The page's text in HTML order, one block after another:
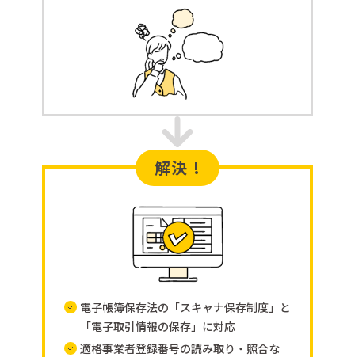
解決 !
電子帳簿保存法の「スキャナ保存制度」と
「電子取引情報の保存」に対応
適格事業者登録番号の読み取り・照合な